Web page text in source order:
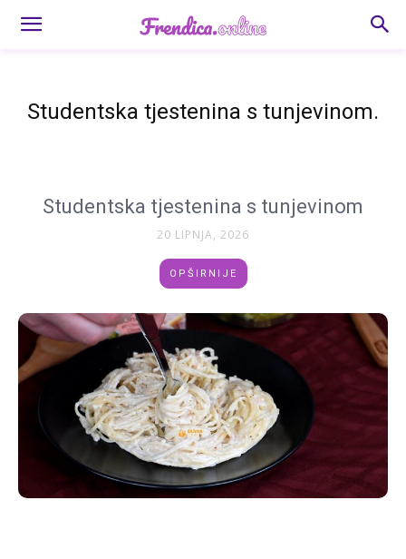
Studentska tjestenina s tunjevinom.
Studentska tjestenina s tunjevinom
20 LIPNJA, 2026
OPŠIRNIJE